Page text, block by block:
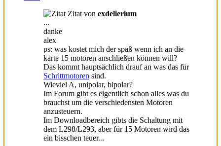
Zitat von exdelierium
...
danke
alex
ps: was kostet mich der spaß wenn ich an die
karte 15 motoren anschließen können will?
Das kommt hauptsächlich drauf an was das für
Schrittmotoren sind.
Wieviel A, unipolar, bipolar?
Im Forum gibt es eigentlich schon alles was du
brauchst um die verschiedensten Motoren
anzusteuern.
Im Downloadbereich gibts die Schaltung mit
dem L298/L293, aber für 15 Motoren wird das
ein bisschen teuer...